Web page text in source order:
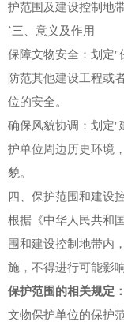
护范围及建设控制地带
`三、意义及作用
保障文物安全：划定"
防范其他建设工程或
位的安全。
确保风貌协调：划定"
护单位周边历史环境
貌。
四、保护范围和建设
根据《中华人民共和
围和建设控制地带内
施，不得进行可能影
保护范围 的相关规定 ：
文物保护单位的保护